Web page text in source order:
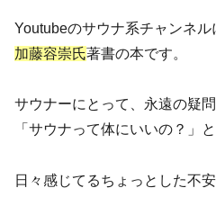
Youtubeのサウナ系チャンネ
加藤容崇氏著書の本です。
サウナーにとって、永遠の疑
「サウナって体にいいの？」
日々感じてるちょっとした不